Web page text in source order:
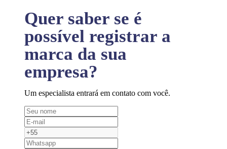
Quer saber se é
possível registrar a
marca da sua
empresa?
Um especialista entrará em contato com você.